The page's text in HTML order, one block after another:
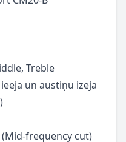
Treble
un austiņu izeja
frequency cut)